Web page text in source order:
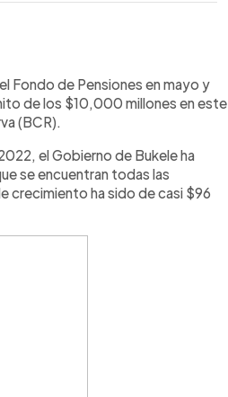
Fondo de Pensiones en mayo y
de los $10,000 millones en este
(BCR).
el Gobierno de Bukele ha
se encuentran todas las
crecimiento ha sido de casi $96